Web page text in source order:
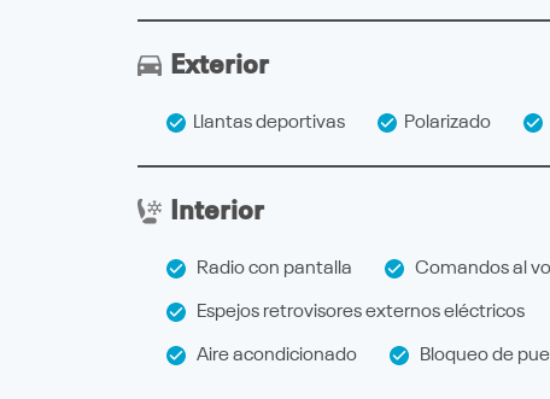
Exterior
Llantas deportivas Polarizado
Interior
Radio con pantalla Comandos al
Espejos retrovisores externos eléctricos
Aire acondicionado Bloqueo de